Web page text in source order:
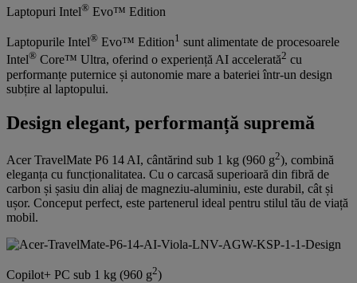
Laptopuri Intel® Evo™ Edition
Laptopurile Intel® Evo™ Edition1 sunt alimentate de procesoarele
Intel® Core™ Ultra, oferind o experiență AI accelerată2 cu
performanțe puternice și autonomie mare a bateriei într-un design
subțire al laptopului.
Design elegant, performanță supremă
Acer TravelMate P6 14 AI, cântărind sub 1 kg (960 g2), combină
eleganța cu funcționalitatea. Cu o carcasă superioară din fibră de
carbon și șasiu din aliaj de magneziu-aluminiu, este durabil, cât și
ușor. Conceput perfect, este partenerul ideal pentru stilul tău de viață
mobil.
Copilot+ PC sub 1 kg (960 g2)